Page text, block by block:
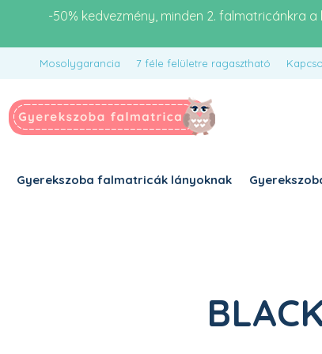
-50% kedvezmény, minden 2. falmatricánkra a
Mosolygarancia 7 féle felületre ragasztható
Gyerekszoba falmatricák lányoknak